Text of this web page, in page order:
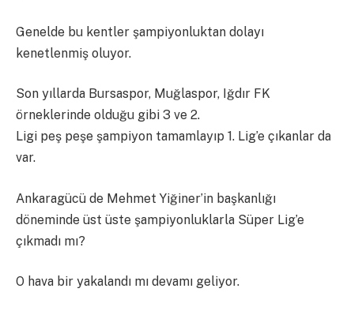
Genelde bu kentler şampiyonluktan dolayı
kenetlenmiş oluyor.
Son yıllarda Bursaspor, Muğlaspor, Iğdır FK
örneklerinde olduğu gibi 3 ve 2.
Ligi peş peşe şampiyon tamamlayıp 1. Lig’e çıkanlar da
var.
Ankaragücü de Mehmet Yiğiner’in başkanlığı
döneminde üst üste şampiyonluklarla Süper Lig’e
çıkmadı mı?
O hava bir yakalandı mı devamı geliyor.